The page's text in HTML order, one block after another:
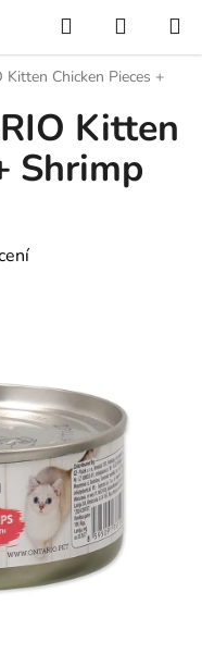
Hledat
KOŠÍK
Kitten Chicken Pieces +
Kitten
Shrimp